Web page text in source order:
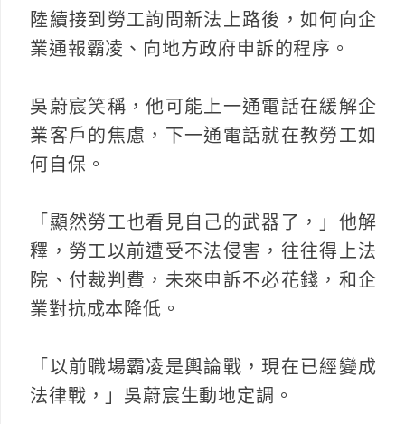
陸續接到勞工詢問新法上路後，如何向企
業通報霸凌、向地方政府申訴的程序。
吳蔚宸笑稱，他可能上一通電話在緩解企
業客戶的焦慮，下一通電話就在教勞工如
何自保。
「顯然勞工也看見自己的武器了，」他解
釋，勞工以前遭受不法侵害，往往得上法
院、付裁判費，未來申訴不必花錢，和企
業對抗成本降低。
「以前職場霸凌是輿論戰，現在已經變成
法律戰，」吳蔚宸生動地定調。